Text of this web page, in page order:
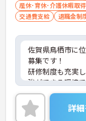
産休･育休･介護休暇取
交通費支給
退職金制
佐賀県鳥栖市に
募集です！
研修制度も充実
強ができる環境
ご興味ある方に
詳細をお話しい
い！
詳